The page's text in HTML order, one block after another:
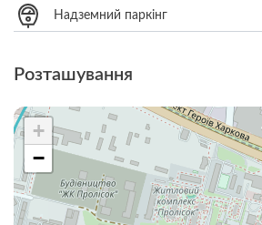
Надземний паркінг
Розташування
+
−